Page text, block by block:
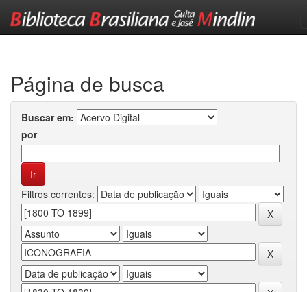
Página de busca
Buscar em:
por
Filtros correntes: